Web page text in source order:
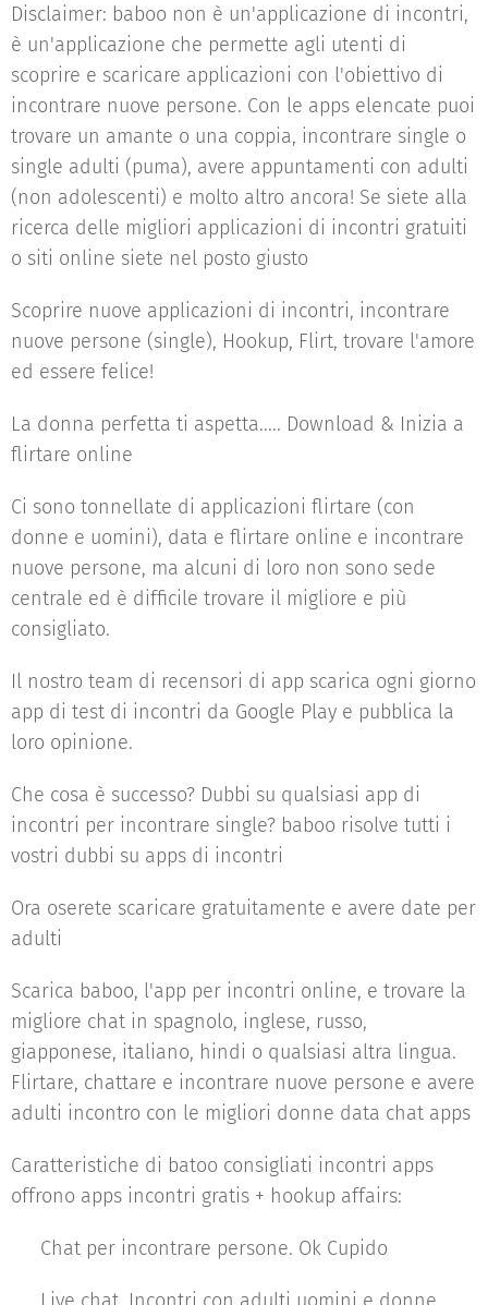
Disclaimer: baboo non è un'applicazione di incontri,
è un'applicazione che permette agli utenti di
scoprire e scaricare applicazioni con l'obiettivo di
incontrare nuove persone. Con le apps elencate puoi
trovare un amante o una coppia, incontrare single o
single adulti (puma), avere appuntamenti con adulti
(non adolescenti) e molto altro ancora! Se siete alla
ricerca delle migliori applicazioni di incontri gratuiti
o siti online siete nel posto giusto
Scoprire nuove applicazioni di incontri, incontrare
nuove persone (single), Hookup, Flirt, trovare l'amore
ed essere felice!
La donna perfetta ti aspetta..... Download & Inizia a
flirtare online
Ci sono tonnellate di applicazioni flirtare (con
donne e uomini), data e flirtare online e incontrare
nuove persone, ma alcuni di loro non sono sede
centrale ed è difficile trovare il migliore e più
consigliato.
Il nostro team di recensori di app scarica ogni giorno
app di test di incontri da Google Play e pubblica la
loro opinione.
Che cosa è successo? Dubbi su qualsiasi app di
incontri per incontrare single? baboo risolve tutti i
vostri dubbi su apps di incontri
Ora oserete scaricare gratuitamente e avere date per
adulti
Scarica baboo, l'app per incontri online, e trovare la
migliore chat in spagnolo, inglese, russo,
giapponese, italiano, hindi o qualsiasi altra lingua.
Flirtare, chattare e incontrare nuove persone e avere
adulti incontro con le migliori donne data chat apps
Caratteristiche di batoo consigliati incontri apps
offrono apps incontri gratis + hookup affairs:
♥ Chat per incontrare persone. Ok Cupido